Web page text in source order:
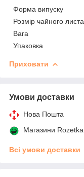
Форма випуску
Розмір чайного листа
Вага
Упаковка
Приховати
Умови доставки
Нова Пошта
Магазини Rozetka
Всі умови доставки